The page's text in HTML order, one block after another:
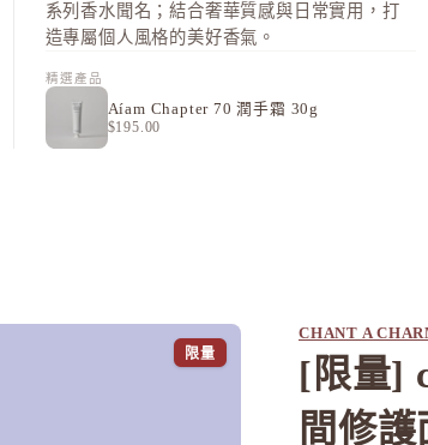
系列香水聞名；結合奢華質感與日常實用，打
造專屬個人風格的美好香氣。
精選產品
Aíam Chapter 70 潤手霜 30g
$195.00
限量
CHANT A
[限量]
間修